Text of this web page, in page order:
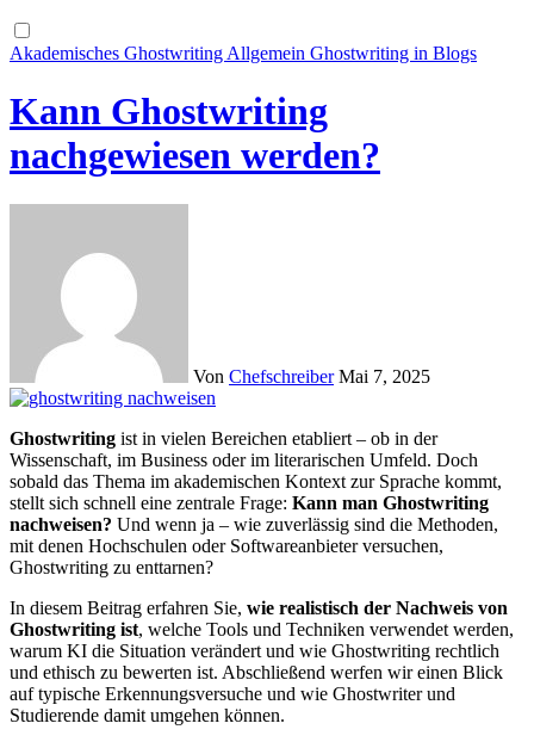
Akademisches Ghostwriting Allgemein Ghostwriting in Blogs
Kann Ghostwriting
nachgewiesen werden?
Von Chefschreiber Mai 7, 2025
Ghostwriting ist in vielen Bereichen etabliert – ob in der
Wissenschaft, im Business oder im literarischen Umfeld. Doch
sobald das Thema im akademischen Kontext zur Sprache kommt,
stellt sich schnell eine zentrale Frage: Kann man Ghostwriting
nachweisen? Und wenn ja – wie zuverlässig sind die Methoden,
mit denen Hochschulen oder Softwareanbieter versuchen,
Ghostwriting zu enttarnen?
In diesem Beitrag erfahren Sie, wie realistisch der Nachweis von
Ghostwriting ist, welche Tools und Techniken verwendet werden,
warum KI die Situation verändert und wie Ghostwriting rechtlich
und ethisch zu bewerten ist. Abschließend werfen wir einen Blick
auf typische Erkennungsversuche und wie Ghostwriter und
Studierende damit umgehen können.